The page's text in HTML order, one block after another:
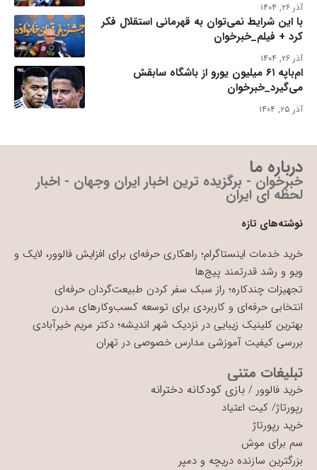
آذر ۲۶, ۱۴۰۴
با این شرایط نمی‌توان به قهرمانی استقلال فکر
کرد + فیلم_خبرخوان
آذر ۲۶, ۱۴۰۴
ام‌باپه ۶۱ میلیون یورو از باشگاه سابقش
می‌گیرد_خبرخوان
آذر ۲۵, ۱۴۰۴
درباره ما
خبرخوان - برگزیده ترین اخبار ایران وجهان - اخبار
لحظه ای ایران
نوشته‌های تازه
خرید خدمات اینستاگرام؛ راهکاری حرفه‌ای برای افزایش فالوور، لایک و
ویو و رشد قدرتمند پیج‌ها
تجهیزات چندکاره؛ راز سبک سفر کردن طبیعت‌گردان حرفه‌ای
انتخابی حرفه‌ای و کاربردی برای توسعه کسب‌وکارهای مدرن
بهترین کلینیک زیبایی در نزدیک شهر اندیشه؛ دکتر مریم خیرآبادی
بررسی کیفیت آموزشی مدارس خصوصی در تهران
تبلیغات متنی
خرید فالوور / بازی کودکانه دخترانه
رپورتاژ/ کیت اعتیاد
خرید رپورتاژ
سم برای موش
بزرگترین سازنده دریچه و دمپر